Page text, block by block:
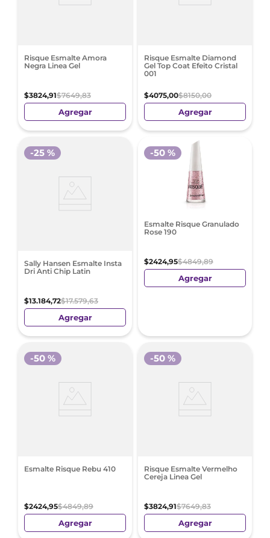
Risque Esmalte Amora
Negra Linea Gel
$3824,91$7649,83
Agregar
Risque Esmalte Diamond
Gel Top Coat Efeito Cristal
001
$4075,00$8150,00
Agregar
Sally Hansen Esmalte Insta
Dri Anti Chip Latin
$13.184,72$17.579,63
-25 %
Agregar
Esmalte Risque Granulado
Rose 190
$2424,95$4849,89
-50 %
Agregar
Esmalte Risque Rebu 410
$2424,95$4849,89
-50 %
Agregar
Risque Esmalte Vermelho
Cereja Linea Gel
$3824,91$7649,83
-50 %
Agregar